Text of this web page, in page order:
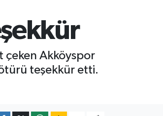
çeken Akköyspor
teşekkür etti.